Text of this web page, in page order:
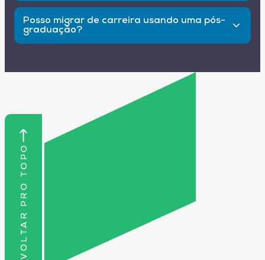
Não exatamente a carga horária, mas a
profundidade e a relevância do conteúdo
estudado. Entretanto, um curso com número de
horas mínimo segundo o MEC pode dar
segurança ao empregador.
Posso migrar de carreira usando uma pós-
graduação?
contato com colegas já inseridos no setor
VOLTAR PRO TOPO